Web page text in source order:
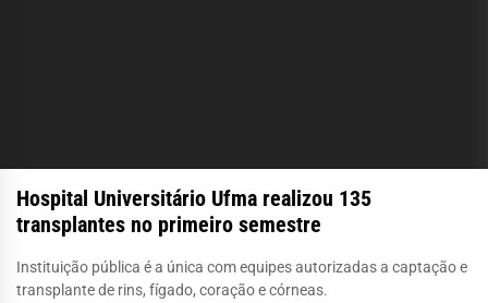
Hospital Universitário Ufma realizou 135
transplantes no primeiro semestre
Instituição pública é a única com equipes autorizadas a captação e
transplante de rins, fígado, coração e córneas.